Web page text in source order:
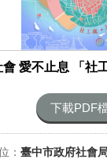
下載PDF
： 臺中市政府社會